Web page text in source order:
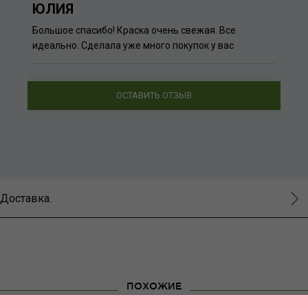
ЮЛИЯ
Большое спасибо! Краска очень свежая. Все
идеально. Сделала уже много покупок у вас
ОСТАВИТЬ ОТЗЫВ
Доставка.
ПОХОЖИЕ